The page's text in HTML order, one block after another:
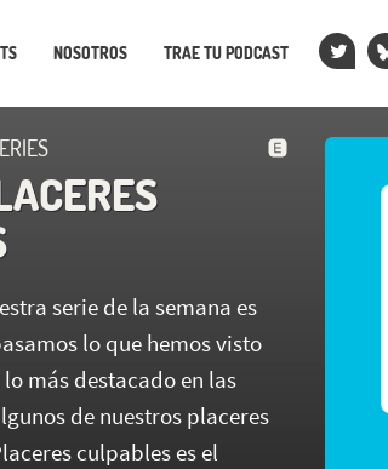
NOSOTROS TRAE TU PODCAST
serie de la semana es
lo que hemos visto
más destacado en las
de nuestros placeres
culpables es el